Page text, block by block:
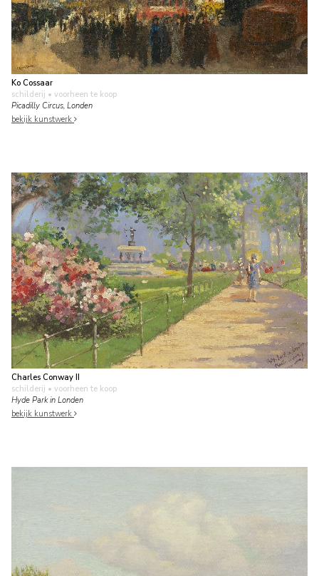
Ko Cossaar
schilderij • voorheen te koop
Picadilly Circus, Londen
bekijk kunstwerk
Charles Conway II
schilderij • voorheen te koop
Hyde Park in Londen
bekijk kunstwerk